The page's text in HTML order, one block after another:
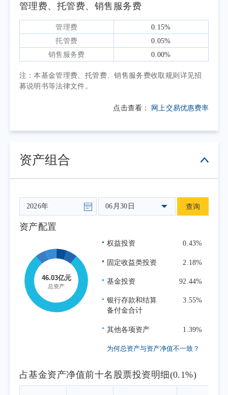
报告期内，表征A股市场大盘整体表现的沪深
300指数上涨11.90%，而中证红利低波动指数下
跌12.80%，两者走势形成明显分化，主要受市
场风格切换下高股息板块整体回调所拖累。
在投资运作过程中严格遵守基金合同，坚持既
况进行日常组合管理，力求跟踪误差最小化。
管理费、托管费、销售服务费
管理费
0.15%
托管费
0.05%
销售服务费
0.00%
注：本基金管理费、托管费、销售服务费收取规则详见招
募说明书等法律文件。
点击查看： 网上交易优惠费率
资产组合
06月30日 查询
资产配置
权益投资 0.43%
固定收益类投资 2.18%
基金投资 92.44%
银行存款和结算
备付金合计
3.55%
其他各项资产 1.39%
为何总资产与资产净值不一致？
占基金资产净值前十名股票投资明细(0.1%)